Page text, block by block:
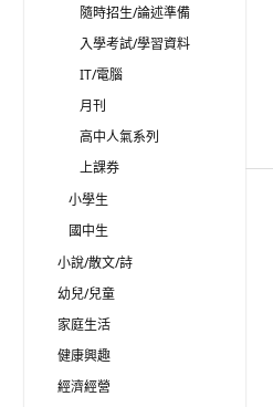
隨時招生/論述準備
入學考試/學習資料
IT/電腦
月刊
高中人氣系列
上課券
小學生
國中生
小說/散文/詩
幼兒/兒童
家庭生活
健康興趣
經濟經營